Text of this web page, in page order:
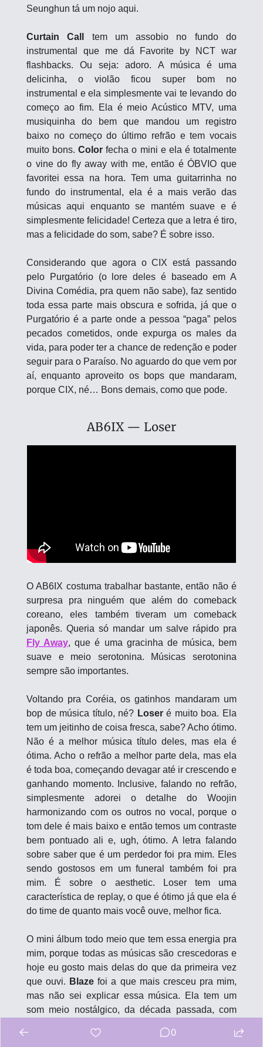
Seunghun tá um nojo aqui.
Curtain Call
tem um assobio no fundo do
instrumental que me dá Favorite by NCT war
flashbacks. Ou seja: adoro. A música é uma
delicinha, o violão ficou super bom no
instrumental e ela simplesmente vai te levando do
começo ao fim. Ela é meio Acústico MTV, uma
musiquinha do bem que mandou um registro
baixo no começo do último refrão e tem vocais
muito bons. Color fecha o mini e ela é totalmente
o vine do fly away with me, então é ÓBVIO que
favoritei essa na hora. Tem uma guitarrinha no
fundo do instrumental, ela é a mais verão das
músicas aqui enquanto se mantém suave e é
simplesmente felicidade! Certeza que a letra é tiro,
mas a felicidade do som, sabe? É sobre isso.
Considerando que agora o CIX está passando
pelo Purgatório (o lore deles é baseado em A
Divina Comédia, pra quem não sabe), faz sentido
toda essa parte mais obscura e sofrida, já que o
Purgatório é a parte onde a pessoa “paga” pelos
pecados cometidos, onde expurga os males da
vida, para poder ter a chance de redenção e poder
seguir para o Paraíso. No aguardo do que vem por
aí, enquanto aproveito os bops que mandaram,
porque CIX, né… Bons demais, como que pode.
AB6IX — Loser
O AB6IX costuma trabalhar bastante, então não é
surpresa pra ninguém que além do comeback
coreano, eles também tiveram um comeback
Fly Away, que é uma gracinha de música, bem
suave e meio serotonina. Músicas serotonina
sempre são importantes.
Voltando pra Coréia, os gatinhos mandaram um
bop de música título, né? Loser é muito boa. Ela
tem um jeitinho de coisa fresca, sabe? Acho ótimo.
Não é a melhor música título deles, mas ela é
ótima. Acho o refrão a melhor parte dela, mas ela
é toda boa, começando devagar até ir crescendo e
ganhando momento. Inclusive, falando no refrão,
simplesmente adorei o detalhe do Woojin
harmonizando com os outros no vocal, porque o
tom dele é mais baixo e então temos um contraste
bem pontuado ali e, ugh, ótimo. A letra falando
sobre saber que é um perdedor foi pra mim. Eles
sendo gostosos em um funeral também foi pra
mim. É sobre o aesthetic. Loser tem uma
característica de replay, o que é ótimo já que ela é
do time de quanto mais você ouve, melhor fica.
O mini álbum todo meio que tem essa energia pra
mim, porque todas as músicas são crescedoras e
hoje eu gosto mais delas do que da primeira vez
que ouvi. Blaze foi a que mais cresceu pra mim,
mas não sei explicar essa música. Ela tem um
som meio nostálgico, da década passada, com
Reality
meio que foi pra mim também
0